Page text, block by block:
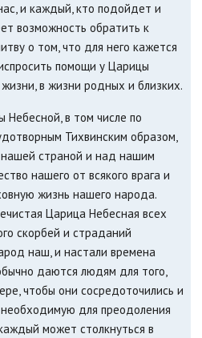
и каждый, кто подойдет и
возможность обратить к
о том, что для него кажется
помощи у Царицы
в жизни родных и близких.
Небесной, в том числе по
Тихвинским образом,
страной и над нашим
нашего от всякого врага и
жизнь нашего народа.
Царица Небесная всех
скорбей и страданий
наш, и настали времена
даются людям для того,
чтобы они сосредоточились и
для преодоления
может столкнуться в